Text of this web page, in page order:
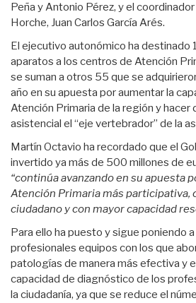
Peña y Antonio Pérez, y el
Horche, Juan Carlos García Arés.
El ejecutivo autonómico ha destinado
aparatos a los centros de Atención
se suman a otros 55 que se
año en su apuesta por aumentar la
Atención Primaria de la región y hacer
asistencial el “eje vertebrador” de la
Martín Octavio ha recordado que el
invertido ya más de 500 millones de
“continúa avanzando en su apuesta
Atención Primaria más participativa,
ciudadano y con mayor capacidad
Para ello ha puesto y sigue poniendo
profesionales equipos con los que
patologías de manera más efectiva y
capacidad de diagnóstico de los
la ciudadanía, ya que se reduce el